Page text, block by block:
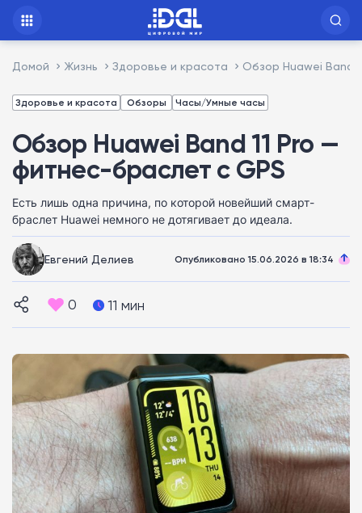
Домой Жизнь Здоровье и красота Обзор Huawei Band
Здоровье и красота Обзоры Часы/Умные часы
Обзор Huawei Band 11 Pro —
фитнес-браслет с GPS
Есть лишь одна причина, по которой новейший смарт-
браслет Huawei немного не дотягивает до идеала.
Евгений Делиев Опубликовано 15.06.2026 в 18:34
0 11 мин